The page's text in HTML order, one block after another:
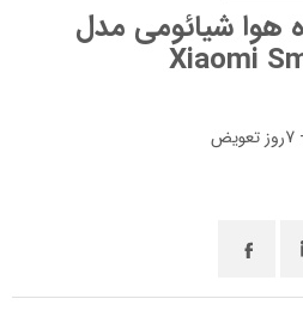
هوا شیائومی مدل
Xiaomi